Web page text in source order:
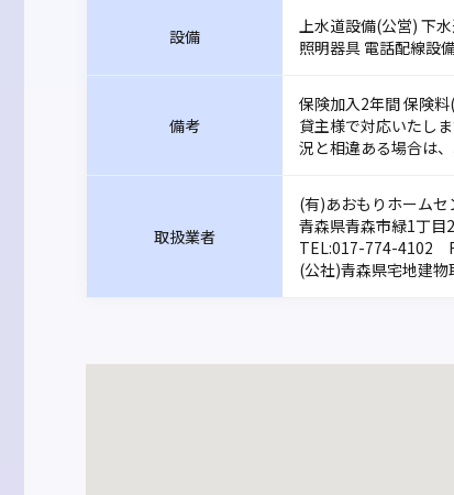
設備
上水道設備(公営) 下
照明器具 電話配線設
備考
保険加入2年間 保険
貸主様で対応いたし
況と相違ある場合は
取扱業者
(有)あおもりホーム
青森県青森市緑1丁目
TEL:017-774-4102
(公社)青森県宅地建